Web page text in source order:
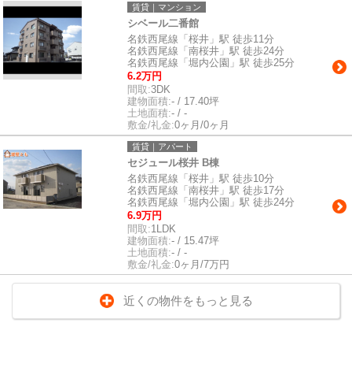
賃貸｜マンション
シベール二番館
名鉄西尾線「桜井」駅 徒歩11分
名鉄西尾線「南桜井」駅 徒歩24分
名鉄西尾線「堀内公園」駅 徒歩25分
6.2万円
間取:3DK
建物面積:- / 17.40坪
土地面積:- / -
敷金/礼金:0ヶ月/0ヶ月
賃貸｜アパート
セジュール桜井 B棟
名鉄西尾線「桜井」駅 徒歩10分
名鉄西尾線「南桜井」駅 徒歩17分
名鉄西尾線「堀内公園」駅 徒歩24分
6.9万円
間取:1LDK
建物面積:- / 15.47坪
土地面積:- / -
敷金/礼金:0ヶ月/7万円
近くの物件をもっと見る